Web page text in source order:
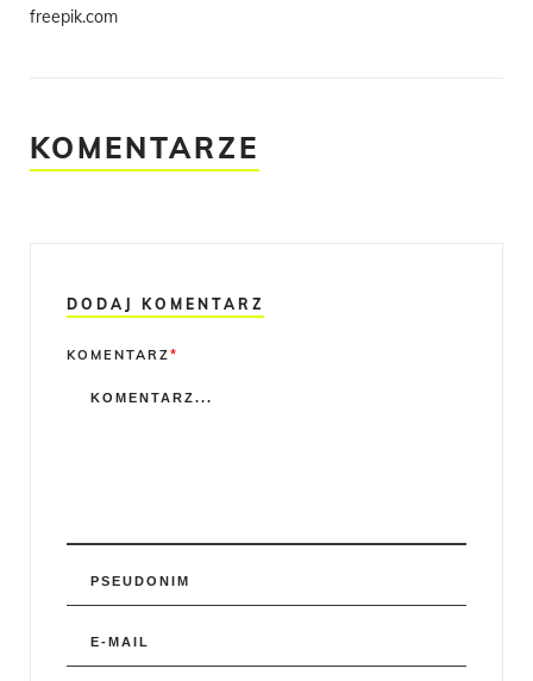
freepik.com
KOMENTARZE
DODAJ KOMENTARZ
Comment
KOMENTARZ*